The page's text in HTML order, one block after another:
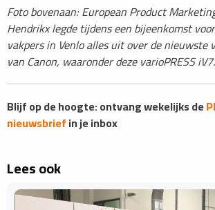
Foto bovenaan: European Product
Hendrikx legde tijdens een bijeenkomst
vakpers in Venlo alles uit over de nieuwste
van Canon, waaronder deze varioPRESS iV7.
Blijf op de hoogte: ontvang wekelijks de
nieuwsbriefin je inbox
Lees ook